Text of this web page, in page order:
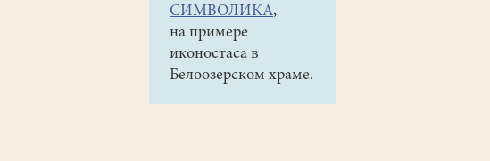
СИМВОЛИКА,
на примере
иконостаса в
Белоозерском храме.